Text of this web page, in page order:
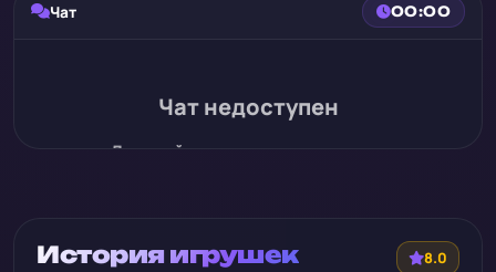
Чат 00:00
Чат недоступен
Для этой записи нет истории чата
История игрушек 8.0